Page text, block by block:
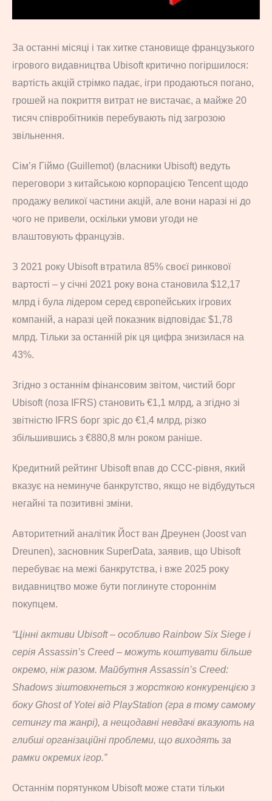
За останні місяці і так хитке становище французького
ігрового видавництва Ubisoft критично погіршилося:
вартість акцій стрімко падає, ігри продаються погано,
грошей на покриття витрат не вистачає, а майже 20
тисяч співробітників перебувають під загрозою
звільнення.
Сім’я Гіймо (Guillemot) (власники Ubisoft) ведуть
переговори з китайською корпорацією Tencent щодо
продажу великої частини акцій, але вони наразі ні до
чого не привели, оскільки умови угоди не
влаштовують французів.
З 2021 року Ubisoft втратила 85% своєї ринкової
вартості – у січні 2021 року вона становила $12,17
млрд і була лідером серед європейських ігрових
компаній, а наразі цей показник відповідає $1,78
млрд. Тільки за останній рік ця цифра знизилася на
43%.
Згідно з останнім фінансовим звітом, чистий борг
Ubisoft (поза IFRS) становить €1,1 млрд, а згідно зі
звітністю IFRS борг зріс до €1,4 млрд, різко
збільшившись з €880,8 млн роком раніше.
Кредитний рейтинг Ubisoft впав до CCC-рівня, який
вказує на неминуче банкрутство, якщо не відбудуться
негайні та позитивні зміни.
Авторитетний аналітик Йост ван Дреунен (Joost van
Dreunen), засновник SuperData, заявив, що Ubisoft
перебуває на межі банкрутства, і вже 2025 року
видавництво може бути поглинуте стороннім
покупцем.
“Цінні активи Ubisoft – особливо Rainbow Six Siege і
серія Assassin’s Creed – можуть коштувати більше
окремо, ніж разом. Майбутня Assassin’s Creed:
Shadows зіштовхнеться з жорсткою конкуренцією з
боку Ghost of Yotei від PlayStation (гра в тому самому
сетингу та жанрі), а нещодавні невдачі вказують на
глибші організаційні проблеми, що виходять за
рамки окремих ігор.”
Останнім порятунком Ubisoft може стати тільки